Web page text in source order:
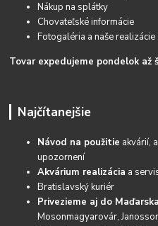
Nákup na splátky
Chovateľské informácie
Fotogaléria a naše realizácie
Tovar expedujeme pondelok až
Najčítanejšie
Návod na použitie akvárií,
upozornení
Akvárium realizácia a
Bratislavský kuriér
Privezieme aj do
Mosonmagyarovár,